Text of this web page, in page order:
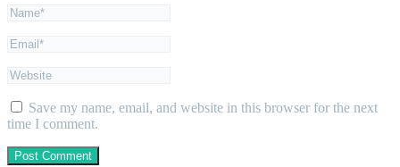
Save my name, email, and website in this browser for the next
time I comment.